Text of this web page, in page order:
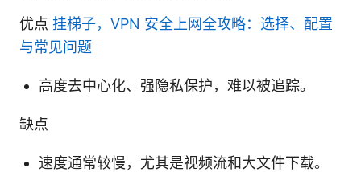
优点 挂梯子，VPN 安全上网全攻略：选择、配置
与常见问题
高度去中心化、强隐私保护，难以被追踪。
缺点
速度通常较慢，尤其是视频流和大文件下载。